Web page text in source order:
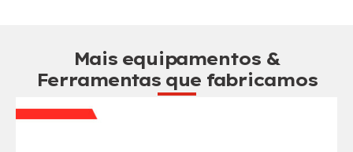
Mais equipamentos &
Ferramentas que fabricamos